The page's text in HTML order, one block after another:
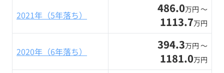
2021年（5年落ち） 486.0万円 〜
1113.7万円
2020年（6年落ち） 394.3万円 〜
1181.0万円